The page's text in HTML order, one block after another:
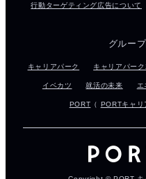
行動ターゲティング広告について